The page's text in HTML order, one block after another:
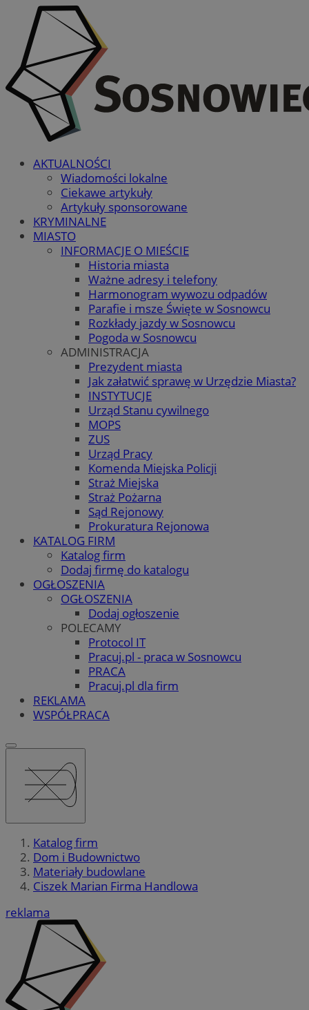
AKTUALNOŚCI
Wiadomości lokalne
Ciekawe artykuły
Artykuły sponsorowane
KRYMINALNE
MIASTO
INFORMACJE O MIEŚCIE
Historia miasta
Ważne adresy i telefony
Harmonogram wywozu odpadów
Parafie i msze Święte w Sosnowcu
Rozkłady jazdy w Sosnowcu
Pogoda w Sosnowcu
ADMINISTRACJA
Prezydent miasta
Jak załatwić sprawę w Urzędzie Miasta?
INSTYTUCJE
Urząd Stanu cywilnego
MOPS
ZUS
Urząd Pracy
Komenda Miejska Policji
Straż Miejska
Straż Pożarna
Sąd Rejonowy
Prokuratura Rejonowa
KATALOG FIRM
Katalog firm
Dodaj firmę do katalogu
OGŁOSZENIA
OGŁOSZENIA
Dodaj ogłoszenie
POLECAMY
Protocol IT
Pracuj.pl - praca w Sosnowcu
PRACA
Pracuj.pl dla firm
REKLAMA
WSPÓŁPRACA
Katalog firm
Dom i Budownictwo
Materiały budowlane
Ciszek Marian Firma Handlowa
reklama